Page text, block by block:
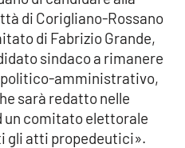
di Corigliano-Rossano
di Fabrizio Grande,
sindaco a rimanere
amministrativo,
sarà redatto nelle
un comitato elettorale
gli atti propedeutici».